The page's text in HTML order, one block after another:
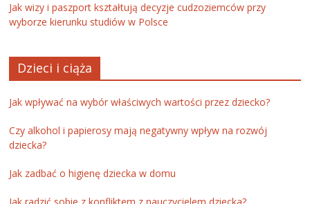
Jak wizy i paszport kształtują decyzje cudzoziemców przy
wyborze kierunku studiów w Polsce
Dzieci i ciąża
Jak wpływać na wybór właściwych wartości przez dziecko?
Czy alkohol i papierosy mają negatywny wpływ na rozwój
dziecka?
Jak zadbać o higienę dziecka w domu